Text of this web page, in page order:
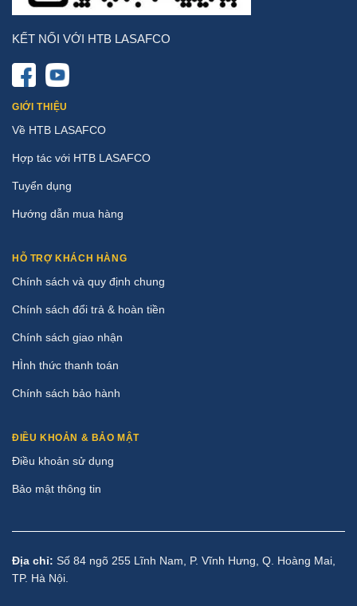
KẾT NỐI VỚI HTB LASAFCO
GIỚI THIỆU
Về HTB LASAFCO
Hợp tác với HTB LASAFCO
Tuyển dụng
Hướng dẫn mua hàng
HỖ TRỢ KHÁCH HÀNG
Chính sách và quy định chung
Chính sách đổi trả & hoàn tiền
Chính sách giao nhận
HÌnh thức thanh toán
Chính sách bảo hành
ĐIỀU KHOẢN & BẢO MẬT
Điều khoản sử dụng
Bảo mật thông tin
Địa chỉ: Số 84 ngõ 255 Lĩnh Nam, P. Vĩnh Hưng, Q. Hoàng Mai,
TP. Hà Nội.